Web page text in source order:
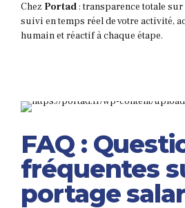
Chez Portad: transparence totale
suivi en temps réel de votre activité,
humain et réactif à chaque étape.
FAQ :
fréquentes
portage